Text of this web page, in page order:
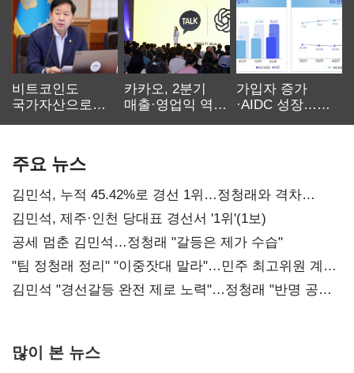
비트코인도
국가자산으로…'
카카오, 2분기
매출·영업익 역대
가입자 증가
·AIDC 성장…
주요 뉴스
김민석, 누적 45.42%로 경선 1위…정청래와 격차
0.86%p(2보)
김민석, 제주·인천 당대표 경선서 '1위'(1보)
공세 멈춘 김민석…정청래 "갈등은 제가 수습"
"팀 정청래 정리" "이중잣대 말라"…민주 최고위원 계파
다툼 격화
김민석 "경선갈등 완전 제로 노력"…정청래 "반명 공세
많이 본 뉴스